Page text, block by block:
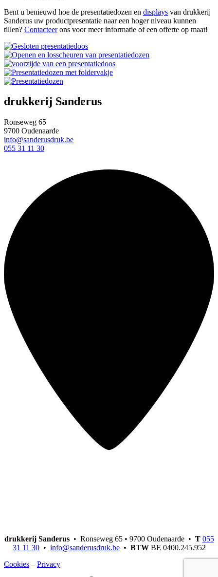
Bent u benieuwd hoe de presentatiedozen en displays van drukkerij
Sanderus uw productpresentatie naar een hoger niveau kunnen
tillen? Contacteerons voor meer informatie of een offerte op maat!
drukkerij Sanderus
Ronseweg 65
9700 Oudenaarde
info@sanderusdruk.be
055 31 11 30
drukkerij Sanderus• Ronseweg 65 • 9700 Oudenaarde • T 055
31 11 30• info@sanderusdruk.be• BTWBE 0400.245.952
Cookies – Privacy